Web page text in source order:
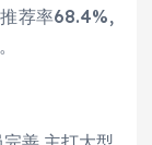
荐率68.4%,